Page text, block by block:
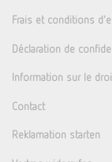
Frais et conditions
Déclaration de
Information sur le
Contact
Reklamation starten